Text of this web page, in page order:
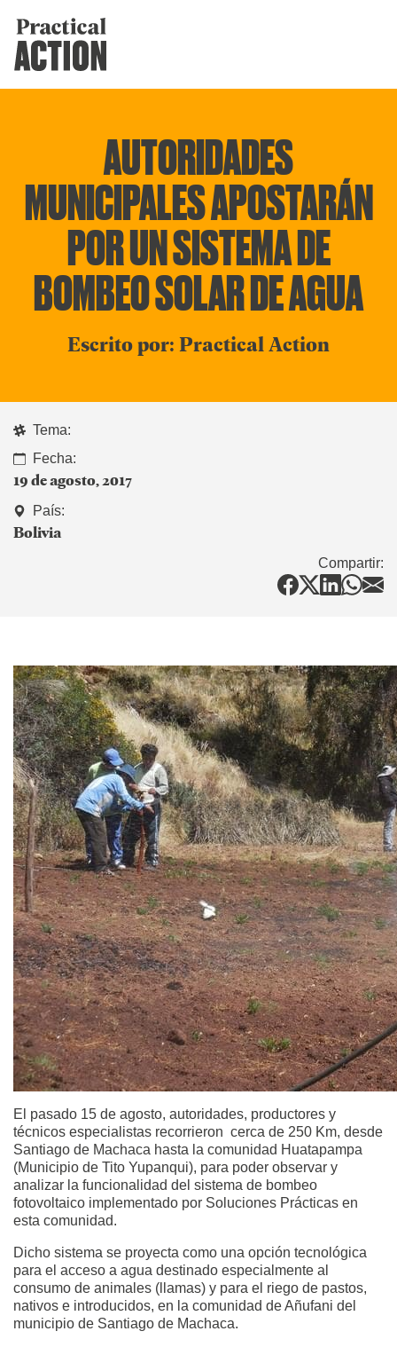
AUTORIDADES
MUNICIPALES APOSTARÁN
POR UN SISTEMA DE
BOMBEO SOLAR DE AGUA
Escrito por: Practical Action
Tema:
Fecha:
19 de agosto, 2017
País:
Bolivia
Compartir:
El pasado 15 de agosto, autoridades, productores y
técnicos especialistas recorrieron cerca de 250 Km, desde
Santiago de Machaca hasta la comunidad Huatapampa
(Municipio de Tito Yupanqui), para poder observar y
analizar la funcionalidad del sistema de bombeo
fotovoltaico implementado por Soluciones Prácticas en
esta comunidad.
Dicho sistema se proyecta como una opción tecnológica
para el acceso a agua destinado especialmente al
consumo de animales (llamas) y para el riego de pastos,
nativos e introducidos, en la comunidad de Añufani del
municipio de Santiago de Machaca.